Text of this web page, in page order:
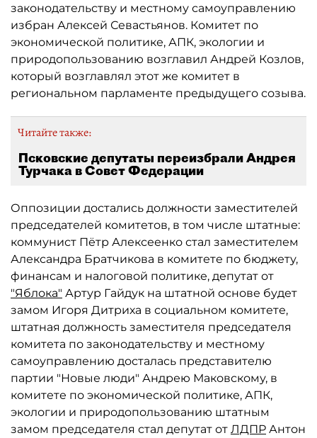
законодательству и местному самоуправлению
избран Алексей Севастьянов. Комитет по
экономической политике, АПК, экологии и
природопользованию возглавил Андрей Козлов,
который возглавлял этот же комитет в
региональном парламенте предыдущего созыва.
Читайте также:
Псковские депутаты переизбрали Андрея
Турчака в Совет Федерации
Оппозиции достались должности заместителей
председателей комитетов, в том числе штатные:
коммунист Пётр Алексеенко стал заместителем
Александра Братчикова в комитете по бюджету,
финансам и налоговой политике, депутат от
"Яблока" Артур Гайдук на штатной основе будет
замом Игоря Дитриха в социальном комитете,
штатная должность заместителя председателя
комитета по законодательству и местному
самоуправлению досталась представителю
партии "Новые люди" Андрею Маковскому, в
комитете по экономической политике, АПК,
экологии и природопользованию штатным
замом председателя стал депутат от ЛДПР Антон